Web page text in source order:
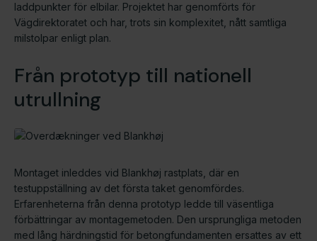
laddpunkter för elbilar. Projektet har genomförts för
Vägdirektoratet och har, trots sin komplexitet, nått samtliga
milstolpar enligt plan.
Från prototyp till nationell
utrullning
Montaget inleddes vid Blankhøj rastplats, där en
testuppställning av det första taket genomfördes.
Erfarenheterna från denna prototyp ledde till väsentliga
förbättringar av montage­metoden. Den ursprungliga metoden
med lång härdningstid för betongfundamenten ersattes av ett